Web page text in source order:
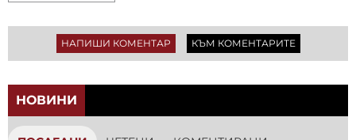
НАПИШИ КОМЕНТАР КЪМ КОМЕНТАРИТЕ
НОВИНИ